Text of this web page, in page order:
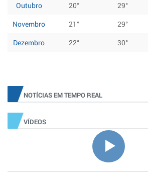
Outubro
20° 29°
Novembro
21° 29°
Dezembro
22° 30°
NOTÍCIAS EM TEMPO REAL
VÍDEOS